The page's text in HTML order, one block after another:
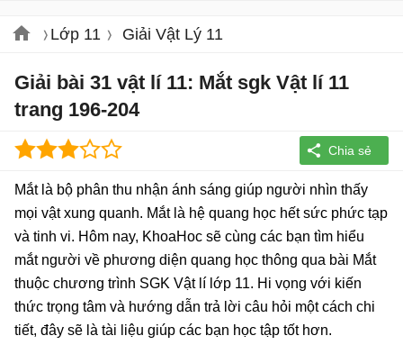
Lớp 11 Giải Vật Lý 11
Giải bài 31 vật lí 11: Mắt sgk Vật lí 11
trang 196-204
Mắt là bộ phân thu nhận ánh sáng giúp người nhìn thấy
mọi vật xung quanh. Mắt là hệ quang học hết sức phức tạp
và tinh vi. Hôm nay, KhoaHoc sẽ cùng các bạn tìm hiểu
mắt người về phương diện quang học thông qua bài Mắt
thuộc chương trình SGK Vật lí lớp 11. Hi vọng với kiến
thức trọng tâm và hướng dẫn trả lời câu hỏi một cách chi
tiết, đây sẽ là tài liệu giúp các bạn học tập tốt hơn.